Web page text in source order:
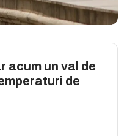
acum un val de
de